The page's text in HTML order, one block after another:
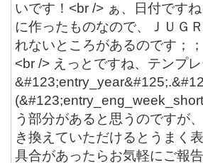
いです！<br /> ぁ、日付です
に作ったものなので、ＪＵＧ
れないところがあるのです
<br /> えっとですね、テンプ
う部分があると思うのです
き換えていただけるとうまく
具合があったらお気軽にご報